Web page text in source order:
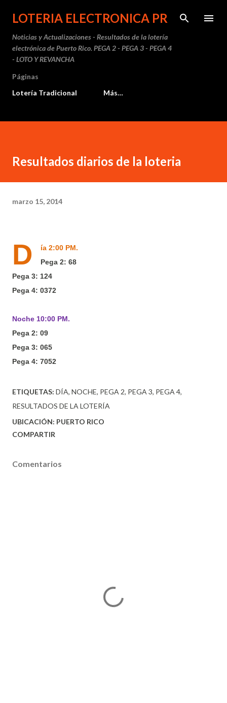
Ir al contenido principal
LOTERIA ELECTRONICA PR
Noticias y Actualizaciones - Resultados de la lotería
electrónica de Puerto Rico. PEGA 2 - PEGA 3 - PEGA 4
- LOTO Y REVANCHA
Páginas
Lotería Tradicional
Más…
Resultados diarios de la loteria
marzo 15, 2014
D
ía 2:00 PM.
Pega 2: 68
Pega 3: 124
Pega 4: 0372
Noche 10:00 PM.
Pega 2: 09
Pega 3: 065
Pega 4: 7052
ETIQUETAS: DÍA NOCHE PEGA 2 PEGA 3 PEGA 4
RESULTADOS DE LA LOTERÍA
UBICACIÓN: PUERTO RICO
COMPARTIR
Comentarios